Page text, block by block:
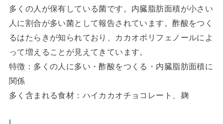
多くの人が保有している菌です。内臓脂肪面積が小さい
人に割合が多い菌として報告されています。酢酸をつく
るはたらきが知られており、カカオポリフェノールによ
って増えることが見えてきています。
特徴：多くの人に多い・酢酸をつくる・内臓脂肪面積に
関係
多く含まれる食材：ハイカカオチョコレート、麹